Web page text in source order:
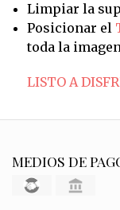
Limpiar la
Posicionar el
toda la
LISTO A
MEDIOS DE